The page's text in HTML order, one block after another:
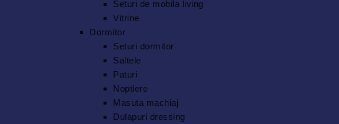
Seturi de mobila living
Vitrine
Dormitor
Seturi dormitor
Saltele
Paturi
Noptiere
Masuta machiaj
Dulapuri dressing